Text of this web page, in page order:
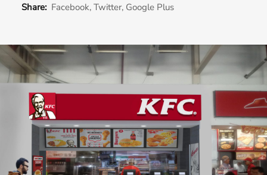
Share: Facebook, Twitter, Google Plus